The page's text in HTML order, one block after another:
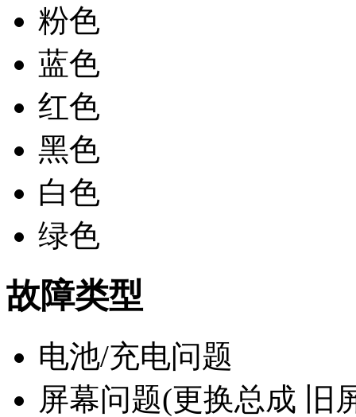
粉色
蓝色
红色
黑色
白色
绿色
故障类型
电池/充电问题
屏幕问题(更换总成 旧